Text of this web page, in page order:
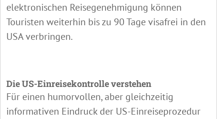
elektronischen Reisegenehmigung können
Touristen weiterhin bis zu 90 Tage visafrei in den
USA verbringen.
Die US-Einreisekontrolle verstehen
Für einen humorvollen, aber gleichzeitig
informativen Eindruck der US-Einreiseprozedur